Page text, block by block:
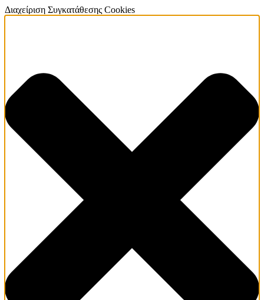
Διαχείριση Συγκατάθεσης Cookies